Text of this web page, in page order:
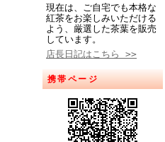
現在は、ご自宅でも本格な
紅茶をお楽しみいただける
よう、厳選した茶葉を販売
しています。
店長日記はこちら >>
携帯ページ